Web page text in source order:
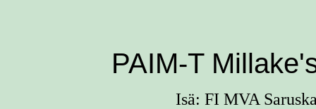
PAIM-T
Isä: FI MVA